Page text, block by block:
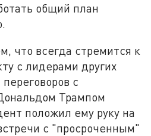
общий план
что всегда стремится к
с лидерами других
с
Трампом
положил ему руку на
с "просроченным"